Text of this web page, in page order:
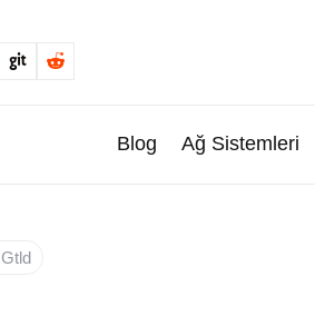
Blog Ağ Sistemleri
Gtld